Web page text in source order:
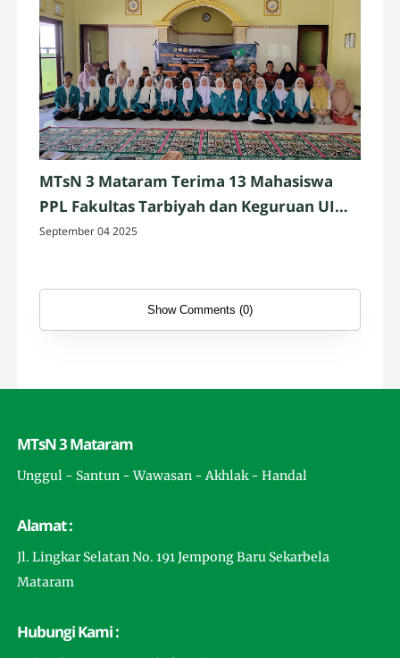
MTsN 3 Mataram Terima 13 Mahasiswa
PPL Fakultas Tarbiyah dan Keguruan UIN
Mataram
September 04 2025
Show Comments (0)
MTsN 3 Mataram
Unggul - Santun - Wawasan - Akhlak - Handal
Alamat :
Jl. Lingkar Selatan No. 191 Jempong Baru Sekarbela
Mataram
Hubungi Kami :